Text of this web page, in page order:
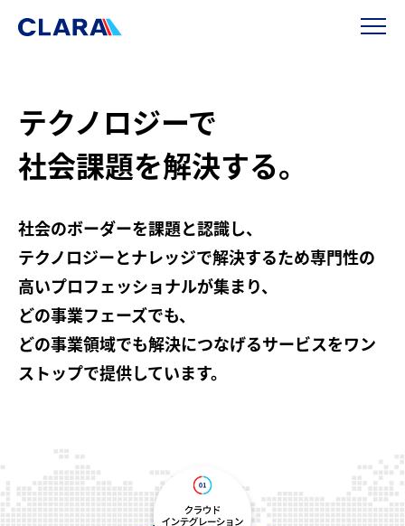
テクノロジーで
社会課題を解決する。
社会のボーダーを課題と認識し、
テクノロジーとナレッジで解決するため専門性の
高いプロフェッショナルが集まり、
どの事業フェーズでも、
どの事業領域でも解決につなげるサービスをワン
ストップで提供しています。